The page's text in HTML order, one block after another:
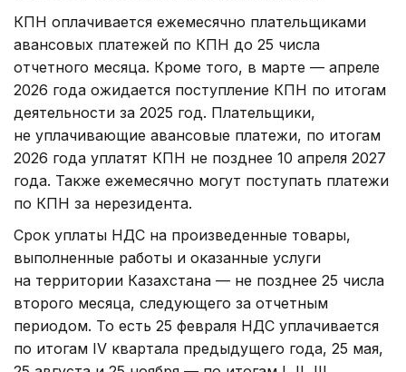
КПН оплачивается ежемесячно плательщиками
авансовых платежей по КПН до 25 числа
отчетного месяца. Кроме того, в марте — апреле
2026 года ожидается поступление КПН по итогам
деятельности за 2025 год. Плательщики,
не уплачивающие авансовые платежи, по итогам
2026 года уплатят КПН не позднее 10 апреля 2027
года. Также ежемесячно могут поступать платежи
по КПН за нерезидента.
Срок уплаты НДС на произведенные товары,
выполненные работы и оказанные услуги
на территории Казахстана — не позднее 25 числа
второго месяца, следующего за отчетным
периодом. То есть 25 февраля НДС уплачивается
по итогам IV квартала предыдущего года, 25 мая,